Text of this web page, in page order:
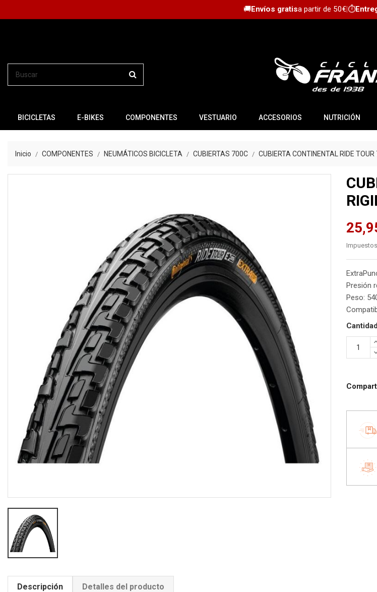
🚚Envíos gratisa partir de 50€|⏱️
BICICLETAS E-BIKES COMPONENTES VESTUARIO ACCESORIOS NUTRICIÓN
Inicio COMPONENTES NEUMÁTICOS BICICLETA CUBIERTAS 700C CUBIERTA CONTINENTAL RIDE
Presión
Peso:
Cantidad
Descripción Detalles del producto